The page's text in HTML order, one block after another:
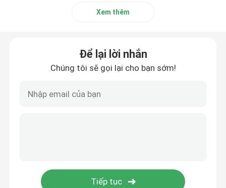
Tấm rèm cửa bằng nhựa từ tính
Mái phủ đất polypropylene
Xem thêm
Để lại lời nhắn
Chúng tôi sẽ gọi lại cho bạn sớm!